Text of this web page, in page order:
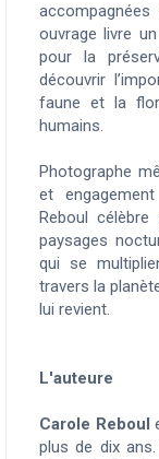
ouvrage livre
pour la
découvrir
faune et la
humains.
Photographe
et
Reboul
paysages
qui se
travers la
lui revient.
L'auteure
Carole Reboul
plus de dix